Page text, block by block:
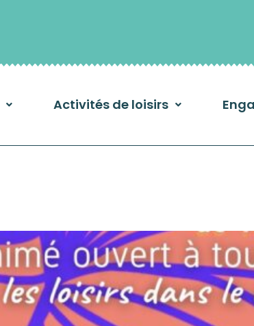
Activités de loisirs